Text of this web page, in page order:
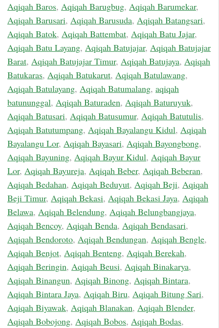
Aqiqah Baros, Aqiqah Barugbug, Aqiqah Barumekar,
Aqiqah Barusari, Aqiqah Barusuda, Aqiqah Batangsari,
Aqiqah Batok, Aqiqah Battembat, Aqiqah Batu Jajar,
Aqiqah Batu Layang, Aqiqah Batujajar, Aqiqah Batujajar
Barat, Aqiqah Batujajar Timur, Aqiqah Batujaya, Aqiqah
Batukaras, Aqiqah Batukarut, Aqiqah Batulawang,
Aqiqah Batulayang, Aqiqah Batumalang, aqiqah
batununggal, Aqiqah Baturaden, Aqiqah Baturuyuk,
Aqiqah Batusari, Aqiqah Batusumur, Aqiqah Batutulis,
Aqiqah Batutumpang, Aqiqah Bayalangu Kidul, Aqiqah
Bayalangu Lor, Aqiqah Bayasari, Aqiqah Bayongbong,
Aqiqah Bayuning, Aqiqah Bayur Kidul, Aqiqah Bayur
Lor, Aqiqah Bayureja, Aqiqah Beber, Aqiqah Beberan,
Aqiqah Bedahan, Aqiqah Beduyut, Aqiqah Beji, Aqiqah
Beji Timur, Aqiqah Bekasi, Aqiqah Bekasi Jaya, Aqiqah
Belawa, Aqiqah Belendung, Aqiqah Belungbangjaya,
Aqiqah Bencoy, Aqiqah Benda, Aqiqah Bendasari,
Aqiqah Bendoroto, Aqiqah Bendungan, Aqiqah Bengle,
Aqiqah Benjot, Aqiqah Benteng, Aqiqah Berekah,
Aqiqah Beringin, Aqiqah Beusi, Aqiqah Binakarya,
Aqiqah Binangun, Aqiqah Binong, Aqiqah Bintara,
Aqiqah Bintara Jaya, Aqiqah Biru, Aqiqah Bitung Sari,
Aqiqah Biyawak, Aqiqah Blanakan, Aqiqah Blender,
Aqiqah Bobojong, Aqiqah Bobos, Aqiqah Bodas,